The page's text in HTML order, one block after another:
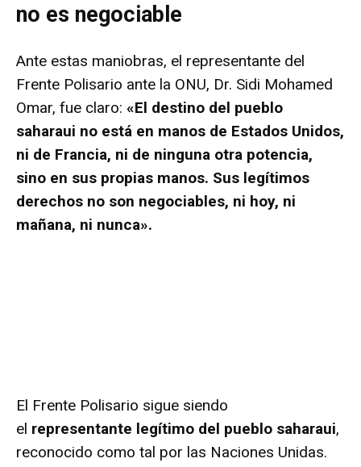
no es negociable
Ante estas maniobras, el representante del
Frente Polisario ante la ONU, Dr. Sidi Mohamed
Omar, fue claro: «El destino del pueblo
saharaui no está en manos de Estados Unidos,
ni de Francia, ni de ninguna otra potencia,
sino en sus propias manos. Sus legítimos
derechos no son negociables, ni hoy, ni
mañana, ni nunca».
El Frente Polisario sigue siendo
el representante legítimo del pueblo saharaui,
reconocido como tal por las Naciones Unidas.